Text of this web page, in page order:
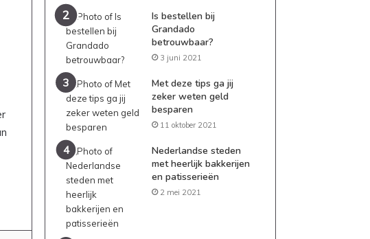
Is bestellen bij
Grandado
betrouwbaar?
3 juni 2021
Met deze tips ga jij
zeker weten geld
besparen
11 oktober 2021
Nederlandse steden
met heerlijk bakkerijen
en patisserieën
2 mei 2021